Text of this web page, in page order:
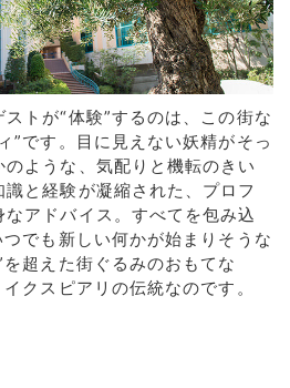
トが“体験”するのは、この街な
”です。目に見えない妖精がそっ
ような、気配りと機転のきい
と経験が凝縮された、プロフ
アドバイス。すべてを包み込
でも新しい何かが始まりそうな
超えた街ぐるみのおもてな
クスピアリの伝統なのです。